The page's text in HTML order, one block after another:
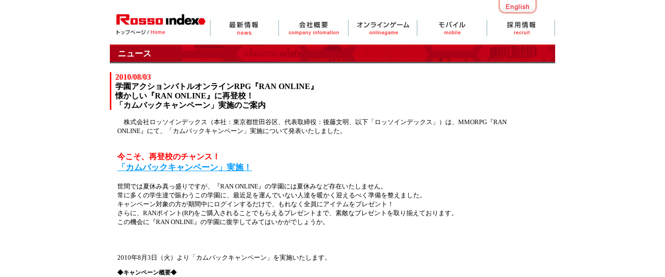
ニュース
2010/08/03
学園アクションバトルオンラインRPG『RAN ONLINE』
懐かしい『RAN ONLINE』に再登校！
「カムバックキャンペーン」実施のご案内
株式会社ロッソインデックス（本社：東京都世田谷区、代表取締役：後藤文明、以下「ロッソインデックス」）は、MMORPG『RAN
ONLINE』にて、「カムバックキャンペーン」実施について発表いたしました。
今こそ、再登校のチャンス！
「カムバックキャンペーン」実施！
世間では夏休み真っ盛りですが、『RAN ONLINE』の学園には夏休みなど存在いたしません。
常に多くの学生達で賑わうこの学園に、最近足を運んでいない人達を暖かく迎えるべく準備を整えました。
キャンペーン対象の方が期間中にログインするだけで、もれなく全員にアイテムをプレゼント！
さらに、RANポイント(RP)をご購入されることでもらえるプレゼントまで、素敵なプレゼントを取り揃えております。
この機会に『RAN ONLINE』の学園に復学してみてはいかがでしょうか。
2010年8月3日（火）より「カムバックキャンペーン」を実施いたします。
◆キャンペーン概要◆